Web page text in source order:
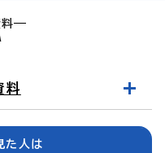
料
た人は